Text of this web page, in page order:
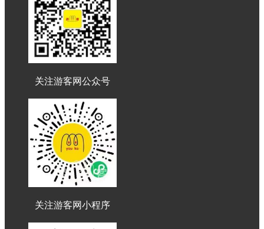
关注游客网公众号
关注游客网小程序